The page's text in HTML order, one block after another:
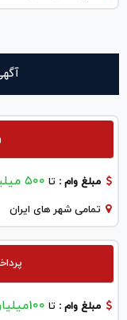
مبلغ وام : تا ۵۰۰ میلیون
تمامی شهر های ایران
مبلغ وام : تا 100میلیارد